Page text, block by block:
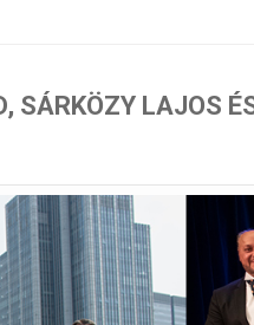
SÁRKÖZY LAJOS